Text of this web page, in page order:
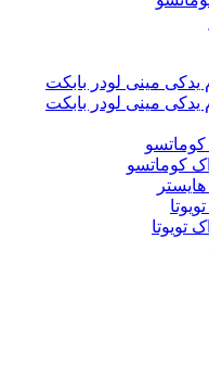
بابکت
بابکت